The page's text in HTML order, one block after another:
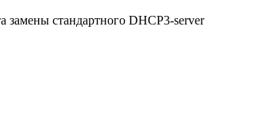
замены стандартного DHCP3-server